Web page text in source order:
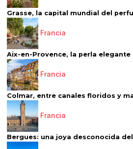
Grasse, la capital mundial del
Francia
Aix-en-Provence, la perla elegante
Francia
Colmar, entre canales floridos y
Francia
Bergues: una joya desconocida